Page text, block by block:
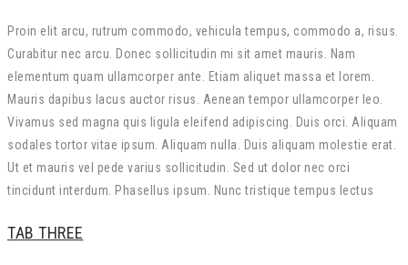
Proin elit arcu, rutrum commodo, vehicula tempus, commodo a, risus.
Curabitur nec arcu. Donec sollicitudin mi sit amet mauris. Nam
elementum quam ullamcorper ante. Etiam aliquet massa et lorem.
Mauris dapibus lacus auctor risus. Aenean tempor ullamcorper leo.
Vivamus sed magna quis ligula eleifend adipiscing. Duis orci. Aliquam
sodales tortor vitae ipsum. Aliquam nulla. Duis aliquam molestie erat.
Ut et mauris vel pede varius sollicitudin. Sed ut dolor nec orci
tincidunt interdum. Phasellus ipsum. Nunc tristique tempus lectus
TAB THREE